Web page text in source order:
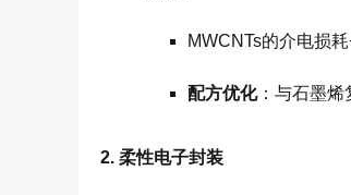
MWCNTs的介电损
配方优化：与石墨烯
2. 柔性电子封装